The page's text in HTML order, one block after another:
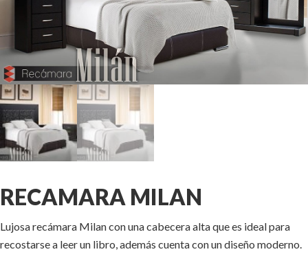
RECAMARA MILAN
Lujosa recámara Milan con una cabecera alta que es ideal para
recostarse a leer un libro, además cuenta con un diseño moderno.